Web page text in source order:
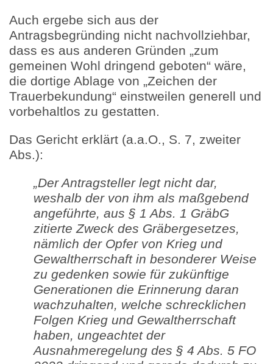
Auch ergebe sich aus der
Antragsbegründing nicht nachvollziehbar,
dass es aus anderen Gründen „zum
gemeinen Wohl dringend geboten“ wäre,
die dortige Ablage von „Zeichen der
Trauerbekundung“ einstweilen generell und
vorbehaltlos zu gestatten.
Das Gericht erklärt (a.a.O., S. 7, zweiter
Abs.):
„Der Antragsteller legt nicht dar,
weshalb der von ihm als maßgebend
angeführte, aus § 1 Abs. 1 GräbG
zitierte Zweck des Gräbergesetzes,
nämlich der Opfer von Krieg und
Gewaltherrschaft in besonderer Weise
zu gedenken sowie für zukünftige
Generationen die Erinnerung daran
wachzuhalten, welche schrecklichen
Folgen Krieg und Gewaltherrschaft
haben, ungeachtet der
Ausnahmeregelung des § 4 Abs. 5 FO